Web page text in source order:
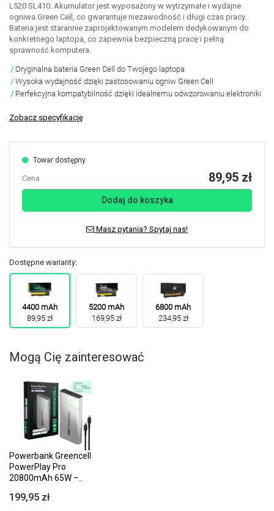
L520 SL410. Akumulator jest wyposażony w wytrzymałe i wydajne
ogniwa Green Cell, co gwarantuje niezawodność i długi czas pracy.
Bateria jest starannie zaprojektowanym modelem dedykowanym do
konkretnego laptopa, co zapewnia bezpieczną pracę i pełną
sprawność komputera.
Oryginalna bateria Green Cell do Twojego laptopa
Wysoka wydajność dzięki zastosowaniu ogniw Green Cell
Perfekcyjna kompatybilność dzięki idealnemu odwzorowaniu elektroniki
Zobacz specyfikację
Towar dostępny.
Cena 89,95 zł
Dodaj do koszyka
Masz pytania? Spytaj nas!
Dostępne warianty:
4400 mAh
89,95 zł
5200 mAh
169,95 zł
6800 mAh
234,95 zł
Mogą Cię zainteresować
Powerbank Greencell
PowerPlay Pro
20800mAh 65W –..
199,95 zł